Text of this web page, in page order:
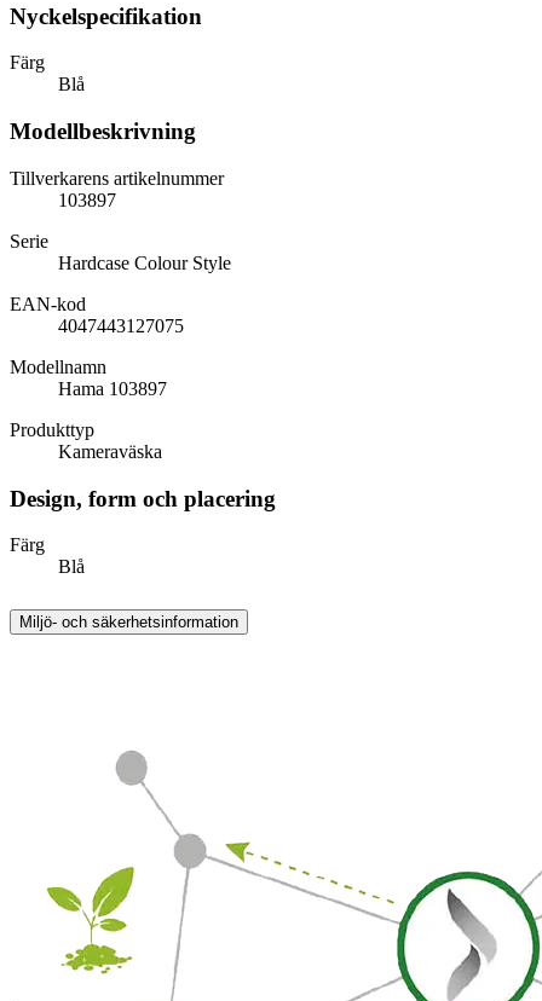
Nyckelspecifikation
Färg
Blå
Modellbeskrivning
Tillverkarens artikelnummer
103897
Serie
Hardcase Colour Style
EAN-kod
4047443127075
Modellnamn
Hama 103897
Produkttyp
Kameraväska
Design, form och placering
Färg
Blå
Miljö- och säkerhetsinformation